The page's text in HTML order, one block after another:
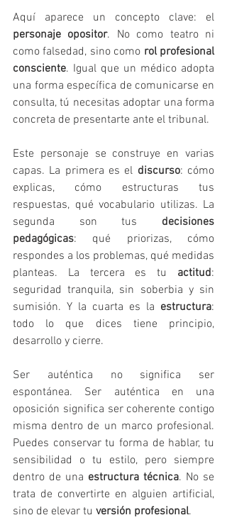
personaje opositor. No como teatro ni
como falsedad, sino como rol profesional
consciente. Igual que un médico adopta
una forma específica de comunicarse en
consulta, tú necesitas adoptar una forma
concreta de presentarte ante el tribunal.
Este personaje se construye en varias
capas. La primera es el discurso: cómo
explicas, cómo estructuras tus
respuestas, qué vocabulario utilizas. La
segunda son tus decisiones
pedagógicas: qué priorizas, cómo
respondes a los problemas, qué medidas
planteas. La tercera es tu actitud:
seguridad tranquila, sin soberbia y sin
sumisión. Y la cuarta es la estructura:
todo lo que dices tiene principio,
desarrollo y cierre.
Ser auténtica no significa ser
espontánea. Ser auténtica en una
oposición significa ser coherente contigo
misma dentro de un marco profesional.
Puedes conservar tu forma de hablar, tu
sensibilidad o tu estilo, pero siempre
dentro de una estructura técnica. No se
trata de convertirte en alguien artificial,
sino de elevar tu versión profesional.